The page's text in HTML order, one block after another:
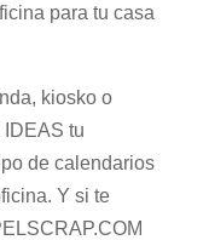
para tu casa
kiosko o
tu
de calendarios
Y si te